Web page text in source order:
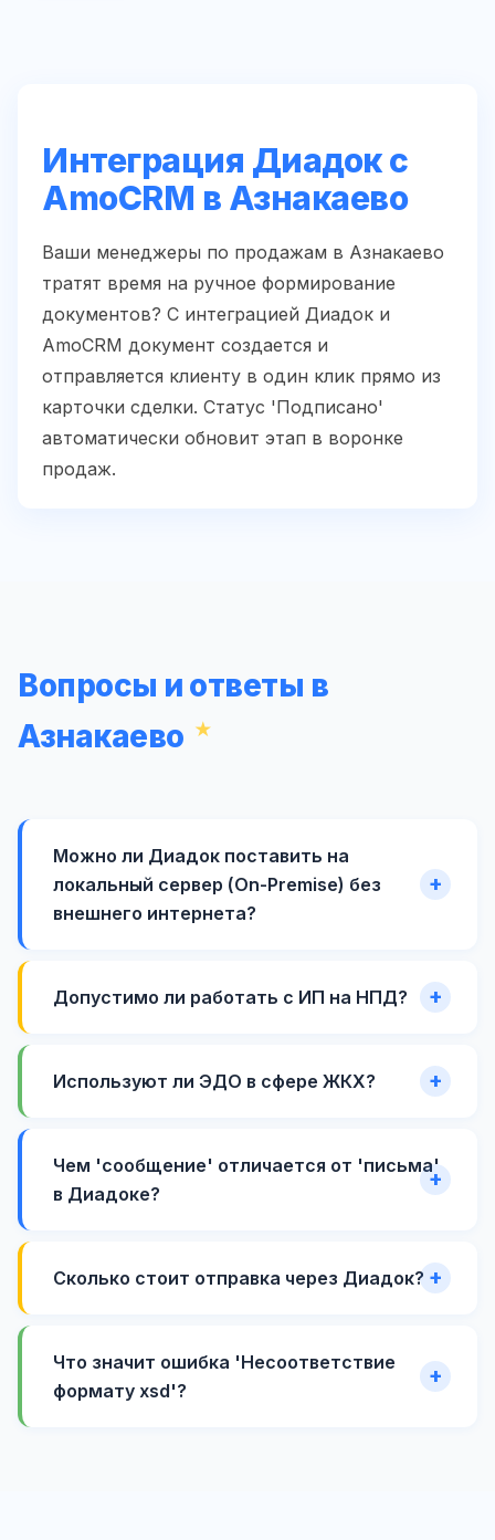
Интеграция Диадок с
AmoCRM в Азнакаево
Ваши менеджеры по продажам в Азнакаево
тратят время на ручное формирование
документов? С интеграцией Диадок и
AmoCRM документ создается и
отправляется клиенту в один клик прямо из
карточки сделки. Статус 'Подписано'
автоматически обновит этап в воронке
продаж.
Вопросы и ответы в
Азнакаево
Можно ли Диадок поставить на
локальный сервер (On-Premise) без
внешнего интернета?
Допустимо ли работать с ИП на НПД?
Используют ли ЭДО в сфере ЖКХ?
Чем 'сообщение' отличается от 'письма'
в Диадоке?
Сколько стоит отправка через Диадок?
Что значит ошибка 'Несоответствие
формату xsd'?